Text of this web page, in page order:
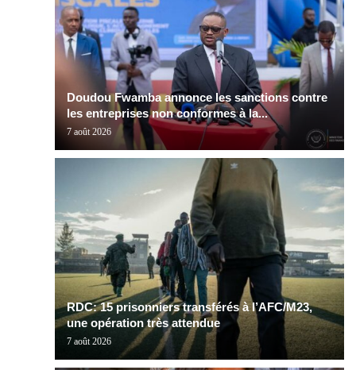
Doudou Fwamba annonce les sanctions contre
les entreprises non conformes à la...
7 août 2026
RDC: 15 prisonniers transférés à l’AFC/M23,
une opération très attendue
7 août 2026